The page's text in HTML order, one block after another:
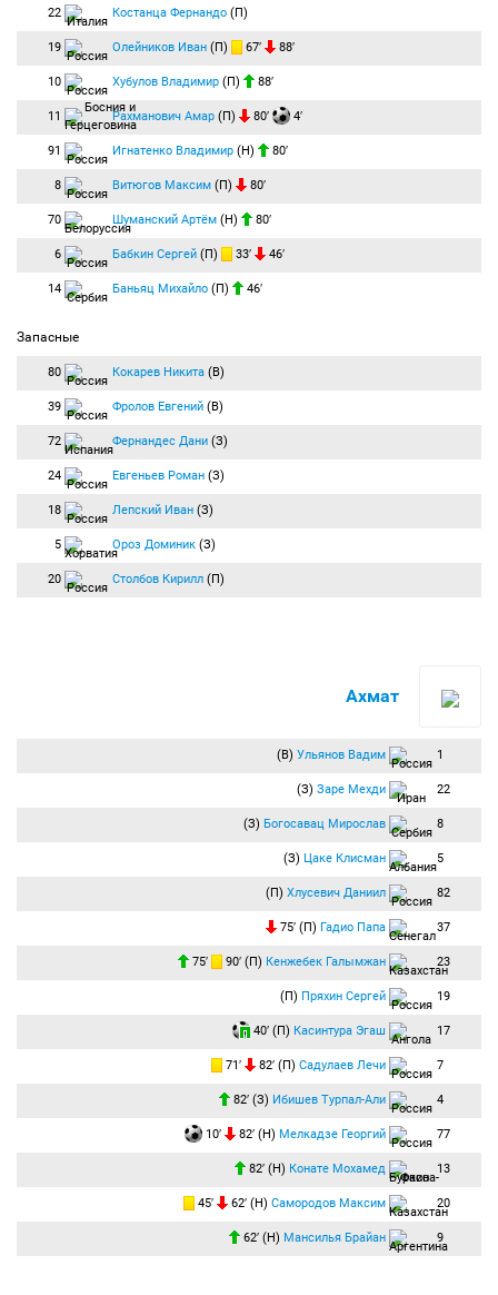
22 Костанца Фернандо (П)
19 Олейников Иван (П) 67′ 88′
10 Хубулов Владимир (П) 88′
11 Рахманович Амар (П) 80′ 4′
91 Игнатенко Владимир (Н) 80′
8 Витюгов Максим (П) 80′
70 Шуманский Артём (Н) 80′
6 Бабкин Сергей (П) 33′ 46′
14 Баньяц Михайло (П) 46′
Запасные
80 Кокарев Никита (В)
39 Фролов Евгений (В)
72 Фернандес Дани (З)
24 Евгеньев Роман (З)
18 Лепский Иван (З)
5 Ороз Доминик (З)
20 Столбов Кирилл (П)
Ахмат
(В) Ульянов Вадим 1
(З) Заре Мехди 22
(З) Богосавац Мирослав 8
(З) Цаке Клисман 5
(П) Хлусевич Даниил 82
75′ (П) Гадио Папа 37
75′ 90′ (П) Кенжебек Галымжан 23
(П) Пряхин Сергей 19
40′ (П) Касинтура Эгаш 17
71′ 82′ (П) Садулаев Лечи 7
82′ (З) Ибишев Турпал-Али 4
10′ 82′ (Н) Мелкадзе Георгий 77
82′ (Н) Конате Мохамед 13
45′ 62′ (Н) Самородов Максим 20
62′ (Н) Мансилья Брайан 9